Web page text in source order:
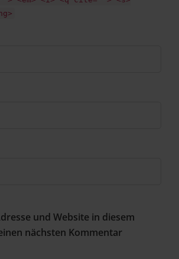
und Website in diesem
nächsten Kommentar